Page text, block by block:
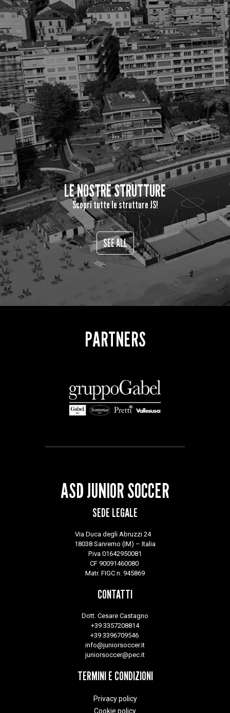
LE NOSTRE STRUTTURE
Scopri tutte le strutture JS!
SEE ALL
PARTNERS
ASD JUNIOR SOCCER
SEDE LEGALE
Via Duca degli Abruzzi 24
18038 Sanremo (IM) – Italia
P.iva 01642950081
CF 90091460080
Matr. FIGC n. 945869
CONTATTI
Dott. Cesare Castagno
+39 3357208814
+39 3396709546
info@juniorsoccer.it
juniorsoccer@pec.it
TERMINI E CONDIZIONI
Privacy policy
Cookie policy